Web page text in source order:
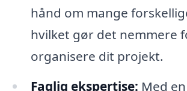
hånd om mange
hvilket gør det nemmere
organisere dit projekt.
Faglig ekspertise: Med